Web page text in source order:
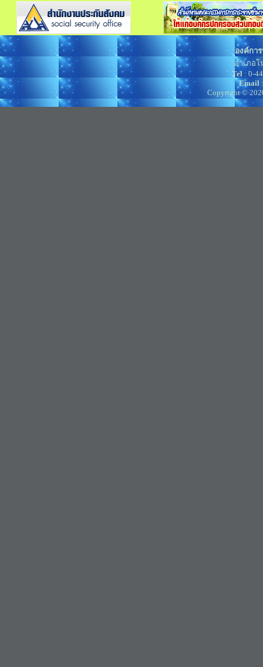
องค์กา
อำเภอ
Tel: 0-
Email
Copyright ©